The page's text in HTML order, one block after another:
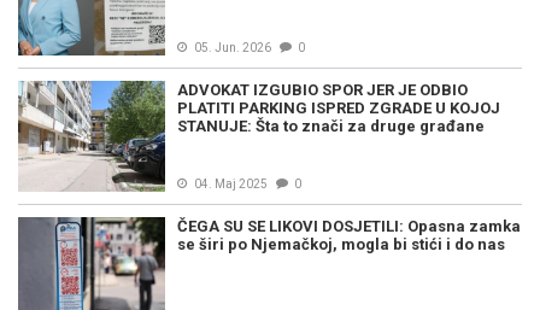
05. Jun. 2026 0
ADVOKAT IZGUBIO SPOR JER JE ODBIO
PLATITI PARKING ISPRED ZGRADE U KOJOJ
STANUJE: Šta to znači za druge građane
04. Maj 2025 0
ČEGA SU SE LIKOVI DOSJETILI: Opasna zamka
se širi po Njemačkoj, mogla bi stići i do nas